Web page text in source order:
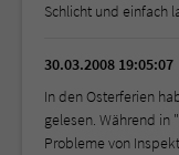
Schlicht und einfach
30.03.2008 19:05:07
In den Osterferien
gelesen. Während in
Probleme von